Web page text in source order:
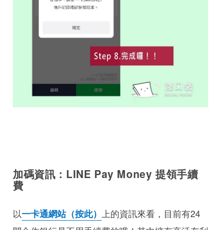
加碼資訊：LINE Pay Money 提領手續
費
以一卡通網站（按此）
上的資訊來看，目前有24